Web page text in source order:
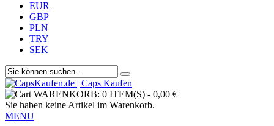
EUR
GBP
PLN
TRY
SEK
WARENKORB: 0 ITEM(S) - 0,00 €
Sie haben keine Artikel im Warenkorb.
MENU